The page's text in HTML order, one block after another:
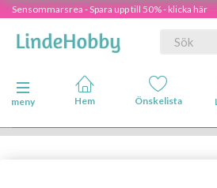
Sensommarsrea - Spara upp till 50% - klicka här
Ändra navigering
meny